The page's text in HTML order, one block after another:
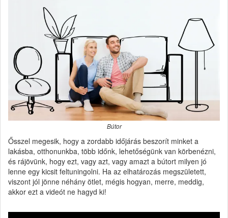
Bútor
Ősszel megesik, hogy a zordabb időjárás beszorít minket a
lakásba, otthonunkba, több időnk, lehetőségünk van körbenézni,
és rájövünk, hogy ezt, vagy azt, vagy amazt a bútort milyen jó
lenne egy kicsit feltuningolni. Ha az elhatározás megszületett,
viszont jól jönne néhány ötlet, mégis hogyan, merre, meddig,
akkor ezt a videót ne hagyd ki!